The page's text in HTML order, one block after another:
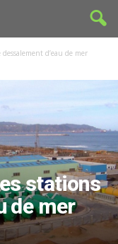
d’eau de mer
stations
de mer